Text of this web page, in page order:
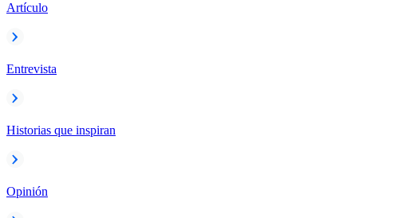
Artículo
Entrevista
Historias que inspiran
Opinión